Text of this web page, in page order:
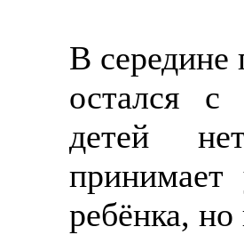
В середине
остался
детей
принимает
ребёнка, но